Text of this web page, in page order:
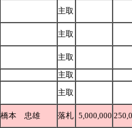
主取
主取
主取
主取
主取
橋本 忠雄 落札 5,000,000